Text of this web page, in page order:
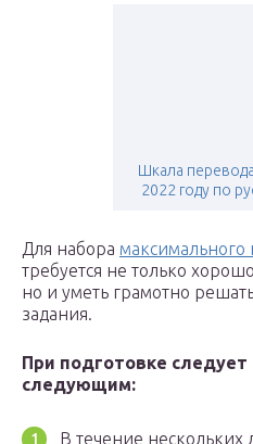
Шкала
2022 году по
Для набора максимального
требуется не только
но и уметь грамотно
задания.
При подготовке следует
следующим:
В течение нескольких